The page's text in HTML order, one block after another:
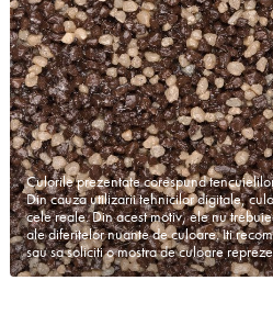
Culorile prezentate corespund
Din cauza utilizarii tehnicilor digitale,
cele reale. Din acest motiv, ele nu
ale diferitelor nuante de culoare. Iti
sau sa soliciti o mostra de culoare